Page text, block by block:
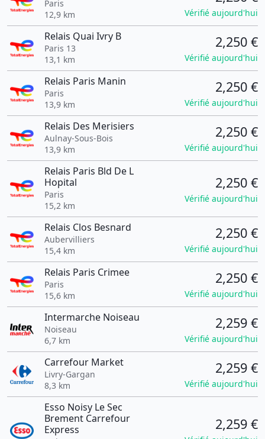
Paris
12,9 km
Vérifié aujourd'hui
Relais Quai Ivry B
Paris 13
13,1 km
2,250 €
Vérifié aujourd'hui
Relais Paris Manin
Paris
13,9 km
2,250 €
Vérifié aujourd'hui
Relais Des Merisiers
Aulnay-Sous-Bois
13,9 km
2,250 €
Vérifié aujourd'hui
Relais Paris Bld De L
Hopital
Paris
15,2 km
2,250 €
Vérifié aujourd'hui
Relais Clos Besnard
Aubervilliers
15,4 km
2,250 €
Vérifié aujourd'hui
Relais Paris Crimee
Paris
15,6 km
2,250 €
Vérifié aujourd'hui
Intermarche Noiseau
Noiseau
6,7 km
2,259 €
Vérifié aujourd'hui
Carrefour Market
Livry-Gargan
8,3 km
2,259 €
Vérifié aujourd'hui
Esso Noisy Le Sec
Brement Carrefour
Express
2,259 €